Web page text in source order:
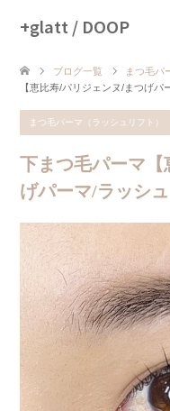
+glatt / DOOP
ブログ一覧 まつ毛パ
【恵比寿/パリジェンヌ/まつげパ
まつ毛パーマ（ラッシュリフト）
下まつ毛パーマ
げパーマ/ラッシ